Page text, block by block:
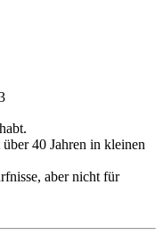
40 Jahren in kleinen
aber nicht für